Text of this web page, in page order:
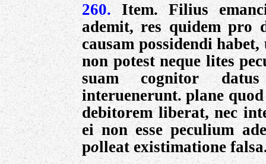
260.
Item. Filius
ademit, res quidem pro
causam possidendi
non potest neque lites
suam cognitor
interuenerunt. plane
debitorem liberat, nec
ei non esse peculium
polleat existimatione